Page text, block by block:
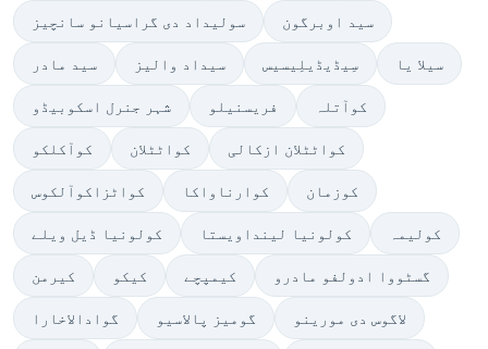
سولیداد دی گراسیانو سانچیز سید اوبرگون
سید مادر سیداد والیز سِیڈیڈیلِیسیس سیلا یا
شہر جنرل اسکوبیڈو فریسنیلو کوآتلہ
کوآکلکو کواٹٹلان کواٹٹلان ازکالی
کواٹزاکوآلکوس کوارناواکا کوزمان
کولونیا ڈیل ویلے کولونیا لینداویستا کولیمہ
کیرمن کیکو کیمپچے گسٹووا ادولفو مادرو
گوادالاخارا گومیز پالاسیو لاگوس دی مورینو